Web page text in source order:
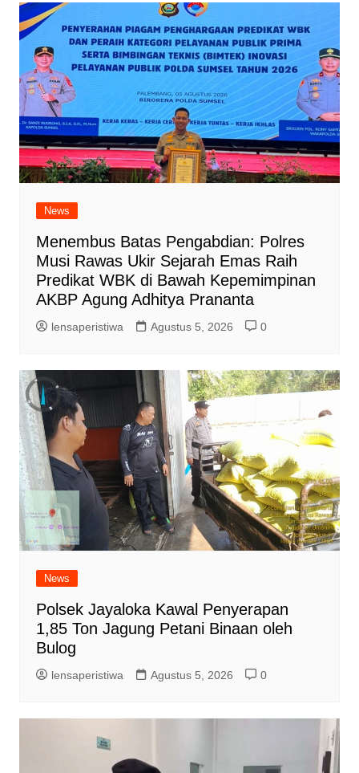
News
Menembus Batas Pengabdian: Polres
Musi Rawas Ukir Sejarah Emas Raih
Predikat WBK di Bawah Kepemimpinan
AKBP Agung Adhitya Prananta
lensaperistiwa Agustus 5, 2026 0
News
Polsek Jayaloka Kawal Penyerapan
1,85 Ton Jagung Petani Binaan oleh
Bulog
lensaperistiwa Agustus 5, 2026 0